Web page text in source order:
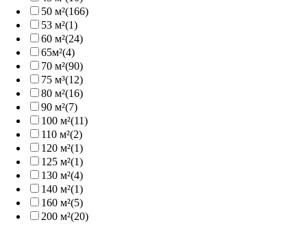
50 м²(166)
53 м²(1)
60 м²(24)
65м²(4)
70 м²(90)
75 м³(12)
80 м²(16)
90 м²(7)
100 м²(11)
110 м²(2)
120 м²(1)
125 м²(1)
130 м²(4)
140 м²(1)
160 м²(5)
200 м²(20)